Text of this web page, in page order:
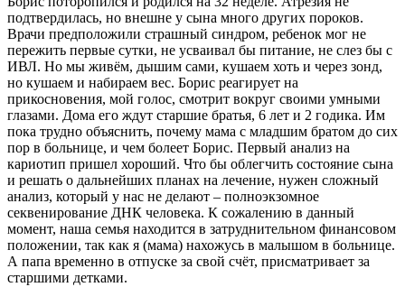
подтвердилась, но внешне у сына много других пороков.
Врачи предположили страшный синдром, ребенок мог не
пережить первые сутки, не усваивал бы питание, не слез бы с
ИВЛ. Но мы живём, дышим сами, кушаем хоть и через зонд,
но кушаем и набираем вес. Борис реагирует на
прикосновения, мой голос, смотрит вокруг своими умными
глазами. Дома его ждут старшие братья, 6 лет и 2 годика. Им
пока трудно объяснить, почему мама с младшим братом до сих
пор в больнице, и чем болеет Борис. Первый анализ на
кариотип пришел хороший. Что бы облегчить состояние сына
и решать о дальнейших планах на лечение, нужен сложный
анализ, который у нас не делают – полноэкзомное
секвенирование ДНК человека. К сожалению в данный
момент, наша семья находится в затруднительном финансовом
положении, так как я (мама) нахожусь в малышом в больнице.
А папа временно в отпуске за свой счёт, присматривает за
старшими детками.